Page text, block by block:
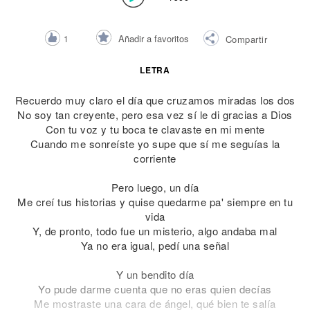
1 Añadir a favoritos Compartir
LETRA
Recuerdo muy claro el día que cruzamos miradas los dos
No soy tan creyente, pero esa vez sí le di gracias a Dios
Con tu voz y tu boca te clavaste en mi mente
Cuando me sonreíste yo supe que sí me seguías la
corriente
Pero luego, un día
Me creí tus historias y quise quedarme pa' siempre en tu
vida
Y, de pronto, todo fue un misterio, algo andaba mal
Ya no era igual, pedí una señal
Y un bendito día
Yo pude darme cuenta que no eras quien decías
Me mostraste una cara de ángel, qué bien te salía